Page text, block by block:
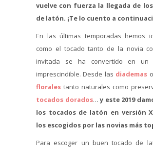
vuelve con fuerza la llegada de
de latón. ¡Te lo cuento a
En las últimas temporadas hemos
como el tocado tanto de la novia
invitada se ha convertido en un
imprescindible. Desde las diademas o
florales tanto naturales como
tocados dorados…y este 2019
los tocados de latón en versión
los escogidos por las novias más
Para escoger un buen tocado de